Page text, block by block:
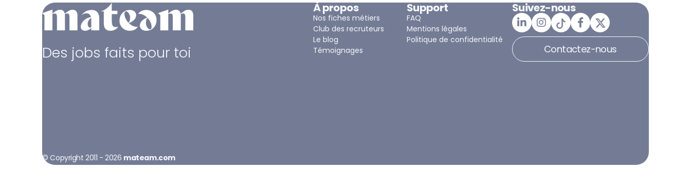
Des jobs faits pour toi
© Copyright 2011 - 2026 mateam.com
À propos
Nos fiches métiers
Club des recruteurs
Le blog
Témoignages
Support
FAQ
Mentions légales
Politique de confidentialité
Suivez-nous
Contactez-nous